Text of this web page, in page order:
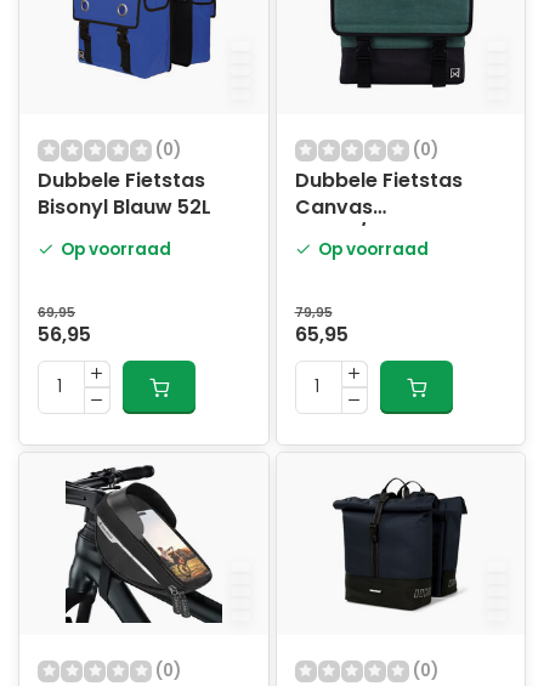
(0)
Dubbele Fietstas
Bisonyl Blauw 52L
Op voorraad
69,95
56,95
(0)
Dubbele Fietstas
Canvas
Groen/Matzwart 57L
Op voorraad
79,95
65,95
(0) (0)